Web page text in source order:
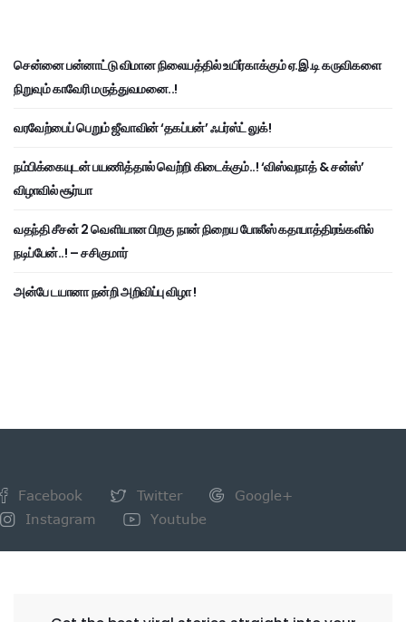
சென்னை பன்னாட்டு விமான நிலையத்தில் உயிர்காக்கும் ஏ.இ.டி கருவிகளை
நிறுவும் காவேரி மருத்துவமனை..!
வரவேற்பைப் பெறும் ஜீவாவின் ‘தகப்பன்’ ஃபர்ஸ்ட் லுக்!
நம்பிக்கையுடன் பயணித்தால் வெற்றி கிடைக்கும்..! ‘விஸ்வநாத் & சன்ஸ்’
விழாவில் சூர்யா
வதந்தி சீசன் 2 வெளியான பிறகு நான் நிறைய போலீஸ் கதாபாத்திரங்களில்
நடிப்பேன்..! – சசிகுமார்
அன்பே டயானா நன்றி அறிவிப்பு விழா !
Facebook Twitter
Google+
Instagram
Youtube